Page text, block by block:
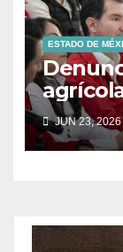
ESTADO DE
JUN 23, 2026